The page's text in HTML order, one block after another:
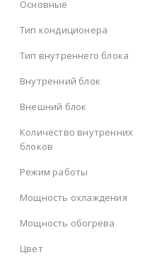
Основные
Тип кондиционера
Тип внутреннего блока
Внутренний блок
Внешний блок
Количество внутренних
блоков
Режим работы
Мощность охлаждения
Мощность обогрева
Цвет